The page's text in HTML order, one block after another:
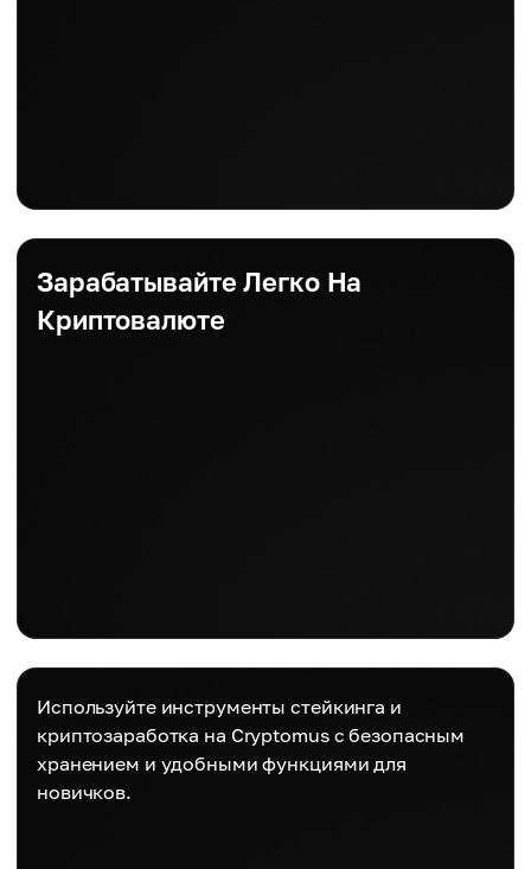
Зарабатывайте Легко На
Криптовалюте
Используйте инструменты стейкинга и
криптозаработка на Cryptomus с безопасным
хранением и удобными функциями для
новичков.